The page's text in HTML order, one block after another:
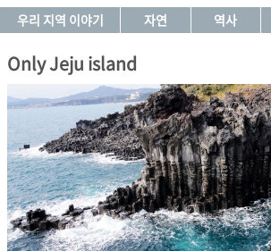
우리 지역 이야기 자연 역사
Only Jeju island